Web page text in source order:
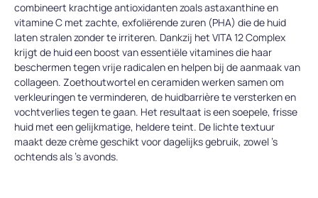
combineert krachtige antioxidanten zoals astaxanthine en
vitamine C met zachte, exfoliërende zuren (PHA) die de huid
laten stralen zonder te irriteren. Dankzij het VITA 12 Complex
krijgt de huid een boost van essentiële vitamines die haar
beschermen tegen vrije radicalen en helpen bij de aanmaak van
collageen. Zoethoutwortel en ceramiden werken samen om
verkleuringen te verminderen, de huidbarrière te versterken en
vochtverlies tegen te gaan. Het resultaat is een soepele, frisse
huid met een gelijkmatige, heldere teint. De lichte textuur
maakt deze crème geschikt voor dagelijks gebruik, zowel ’s
ochtends als ’s avonds.